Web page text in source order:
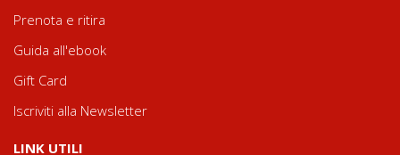
Prenota e ritira
Guida all'ebook
Gift Card
Iscriviti alla Newsletter
LINK UTILI